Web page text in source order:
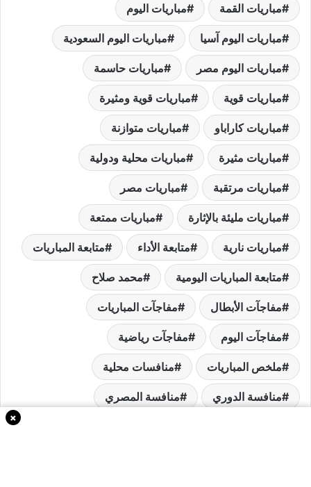
مباريات القمة مباريات اليوم
مباريات اليوم آسيا مباريات اليوم السعودية
مباريات اليوم مصر مباريات حاسمة
مباريات قوية مباريات قوية ومثيرة
مباريات كاراباو مباريات متوازنة
مباريات مثيرة مباريات محلية ودولية
مباريات مرتقبة مباريات مصر
مباريات مليئة بالإثارة مباريات ممتعة
مباريات نارية متابعة الأداء متابعة المباريات
متابعة المباريات اليومية محمد صلاح
مفاجآت الأبطال مفاجآت المباريات
مفاجآت اليوم مفاجآت رياضية
ملخص المباريات منافسات محلية
منافسة الدوري منافسة المصري
×